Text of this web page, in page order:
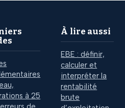
à 25
À lire aussi
EBE : définir,
calculer et
interpréter la
rentabilité
brute